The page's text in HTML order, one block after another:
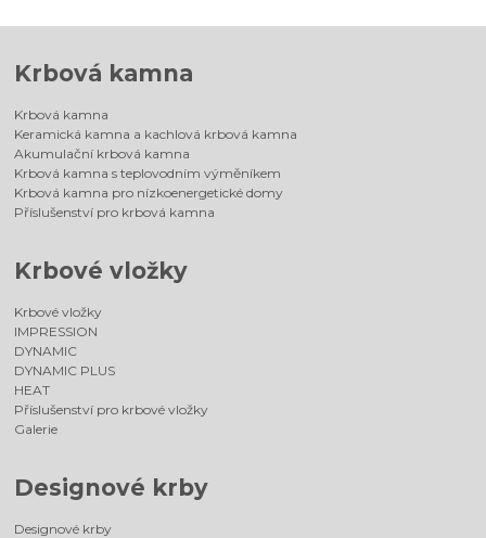
Krbová kamna
Krbová kamna
Keramická kamna a kachlová krbová kamna
Akumulační krbová kamna
Krbová kamna s teplovodním výměníkem
Krbová kamna pro nízkoenergetické domy
Příslušenství pro krbová kamna
Krbové vložky
Krbové vložky
IMPRESSION
DYNAMIC
DYNAMIC PLUS
HEAT
Příslušenství pro krbové vložky
Galerie
Designové krby
Designové krby